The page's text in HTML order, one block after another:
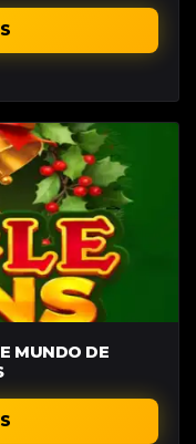
MUNDO DE